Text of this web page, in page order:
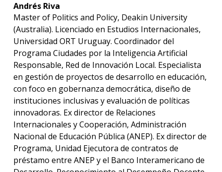
Andrés Riva
Master of Politics and Policy, Deakin University
(Australia). Licenciado en Estudios Internacionales,
Universidad ORT Uruguay. Coordinador del
Programa Ciudades por la Inteligencia Artificial
Responsable, Red de Innovación Local. Especialista
en gestión de proyectos de desarrollo en educación,
con foco en gobernanza democrática, diseño de
instituciones inclusivas y evaluación de políticas
innovadoras. Ex director de Relaciones
Internacionales y Cooperación, Administración
Nacional de Educación Pública (ANEP). Ex director de
Programa, Unidad Ejecutora de contratos de
préstamo entre ANEP y el Banco Interamericano de